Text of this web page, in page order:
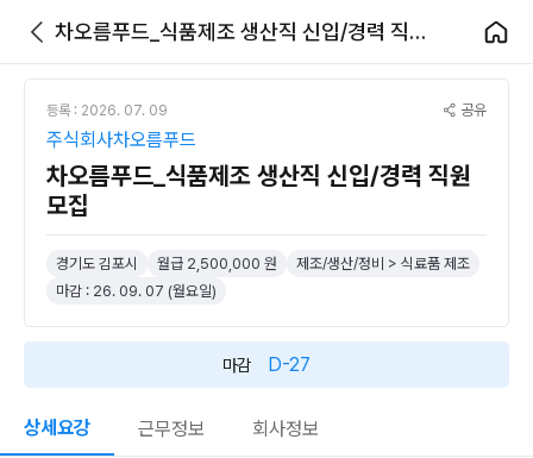
차오름푸드_식품제조 생산직 신입/경력 직원 모집
등록 : 2026. 07. 09 공유
주식회사차오름푸드
차오름푸드_식품제조 생산직 신입/경력 직원
모집
경기도 김포시 월급 2,500,000 원
제조/생산/정비 > 식료품 제조
마감 : 26. 09. 07 (월요일)
마감 D-27
상세요강 근무정보 회사정보